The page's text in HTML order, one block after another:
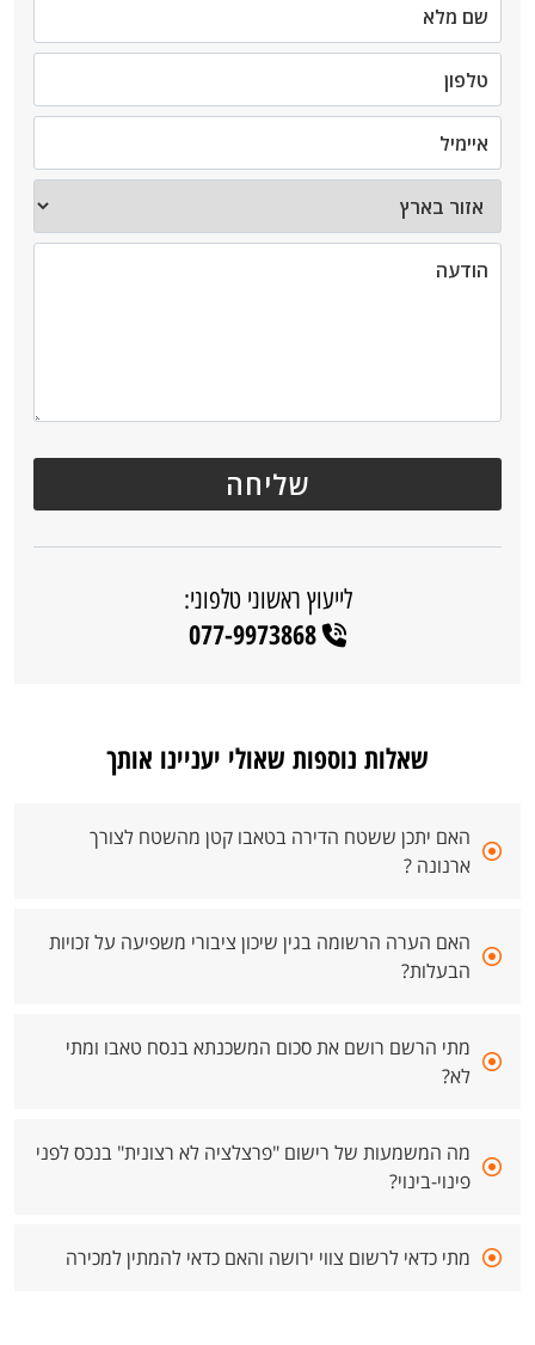
לייעוץ ראשוני טלפוני:
077-9973868
שאלות נוספות שאולי יעניינו אותך
האם יתכן ששטח הדירה בטאבו קטן מהשטח לצורך
ארנונה ?
האם הערה הרשומה בגין שיכון ציבורי משפיעה על זכויות
הבעלות?
מתי הרשם רושם את סכום המשכנתא בנסח טאבו ומתי
לא?
מה המשמעות של רישום "פרצלציה לא רצונית" בנכס לפני
פינוי-בינוי?
מתי כדאי לרשום צווי ירושה והאם כדאי להמתין למכירה